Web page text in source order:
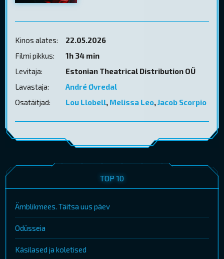
Kinos alates:
22.05.2026
Filmi pikkus:
1h 34 min
Levitaja:
Estonian Theatrical Distribution OÜ
Lavastaja:
André Øvredal
Osatäitjad:
Lou Llobell, Melissa Leo,Jacob Scorpio
TOP 10
Ämblikmees. Täitsa uus päev
Odüsseia
Käsilased ja koletised